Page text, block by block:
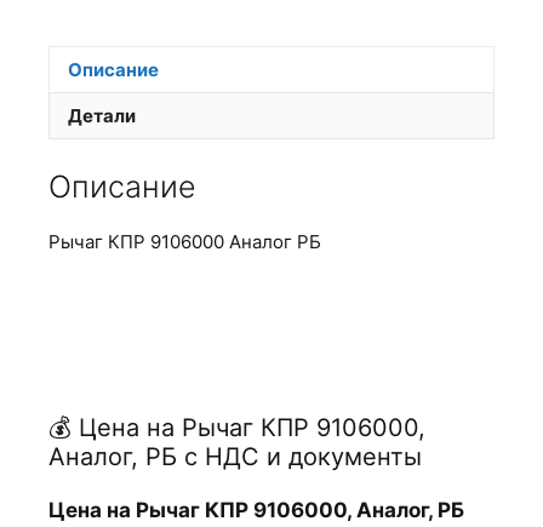
Описание
Детали
Описание
Рычаг КПР 9106000 Аналог РБ
💰 Цена на Рычаг КПР 9106000,
Аналог, РБ с НДС и документы
Цена на Рычаг КПР 9106000, Аналог, РБ